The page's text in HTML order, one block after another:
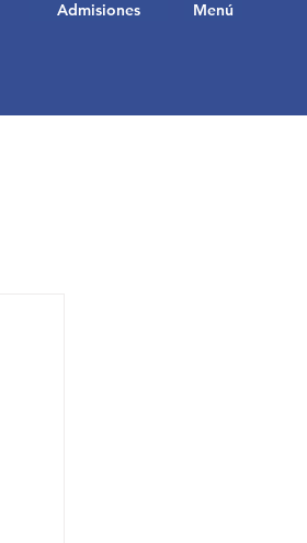
Menú
Admisiones